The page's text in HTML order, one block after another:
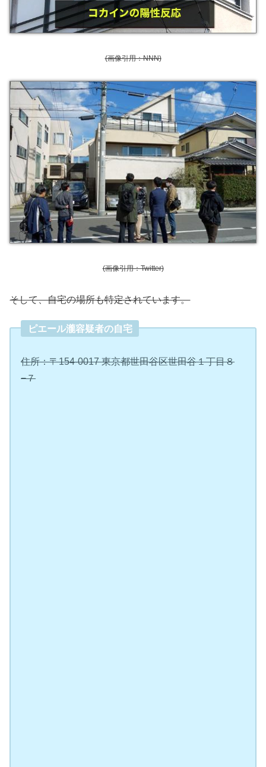
(画像引用：NNN)
(画像引用：Twitter)
そして、自宅の場所も特定されています。
ピエール瀧容疑者の自宅
住所：〒154-0017 東京都世田谷区世田谷１丁目８
−７